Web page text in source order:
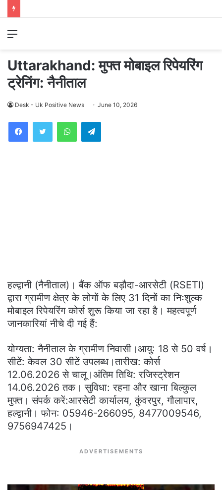
Menu
Uttarakhand: मुफ्त मोबाइल रिपेयरिंग
ट्रेनिंग: नैनीताल
Desk - Uk Positive News June 10, 2026
WhatsAppTelegram
हल्द्वानी (नैनीताल)। बैंक ऑफ बड़ौदा-आरसेटी (RSETI)
द्वारा ग्रामीण क्षेत्र के लोगों के लिए 31 दिनों का निःशुल्क
मोबाइल रिपेयरिंग कोर्स शुरू किया जा रहा है। महत्वपूर्ण
जानकारियां नीचे दी गई हैं:
योग्यता: नैनीताल के ग्रामीण निवासी।आयु: 18 से 50 वर्ष।
सीटें: केवल 30 सीटें उपलब्ध।तारीख: कोर्स
12.06.2026 से चालू।अंतिम तिथि: रजिस्ट्रेशन
14.06.2026 तक। सुविधा: रहना और खाना बिल्कुल
मुफ्त। संपर्क करें:आरसेटी कार्यालय, कुंवरपुर, गौलापार,
हल्द्वानी। फोन: 05946-266095, 8477009546,
9756947425।
ADVERTISEMENTS